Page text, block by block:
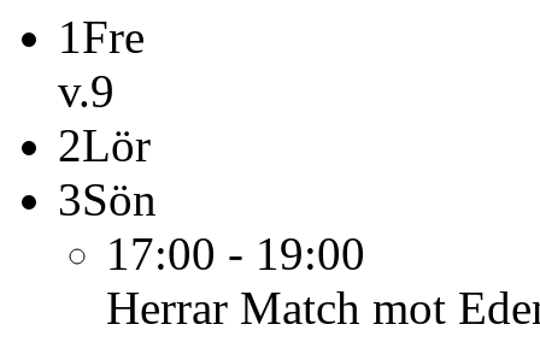
1Fre
v.9
2Lör
3Sön
17:00 - 19:00
Herrar Match mot